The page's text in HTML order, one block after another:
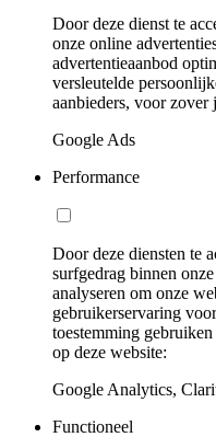
Door deze dienst te
onze online
advertentieaanbod
versleutelde
aanbieders, voor zover
Google Ads
Performance
Door deze diensten te
surfgedrag binnen
analyseren om onze
gebruikerservaring
toestemming
op deze website:
Google Analytics,
Functioneel